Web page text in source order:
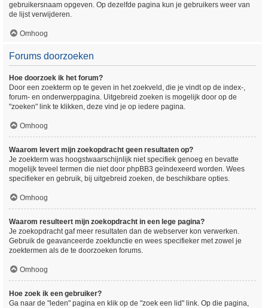
gebruikersnaam opgeven. Op dezelfde pagina kun je gebruikers weer van
de lijst verwijderen.
Omhoog
Forums doorzoeken
Hoe doorzoek ik het forum?
Door een zoekterm op te geven in het zoekveld, die je vindt op de index-,
forum- en onderwerppagina. Uitgebreid zoeken is mogelijk door op de
"zoeken" link te klikken, deze vind je op iedere pagina.
Omhoog
Waarom levert mijn zoekopdracht geen resultaten op?
Je zoekterm was hoogstwaarschijnlijk niet specifiek genoeg en bevatte
mogelijk teveel termen die niet door phpBB3 geïndexeerd worden. Wees
specifieker en gebruik, bij uitgebreid zoeken, de beschikbare opties.
Omhoog
Waarom resulteert mijn zoekopdracht in een lege pagina?
Je zoekopdracht gaf meer resultaten dan de webserver kon verwerken.
Gebruik de geavanceerde zoekfunctie en wees specifieker met zowel je
zoektermen als de te doorzoeken forums.
Omhoog
Hoe zoek ik een gebruiker?
Ga naar de "leden" pagina en klik op de "zoek een lid" link. Op die pagina,